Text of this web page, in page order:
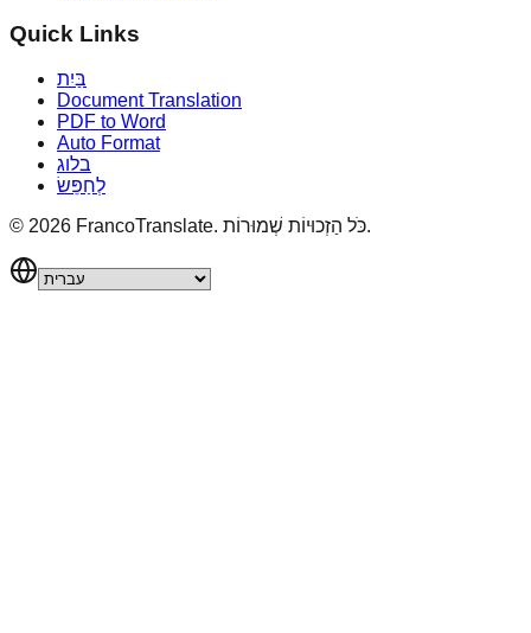
Quick Links
בַּיִת
Document Translation
PDF to Word
Auto Format
בלוג
לְחַפֵּשׂ
© 2026 FrancoTranslate. כֹּל הַזְכוּיוֹת שְׁמוּרוֹת.